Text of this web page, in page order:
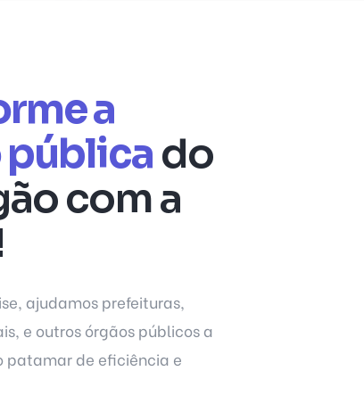
a
públicado
com a
ajudamos prefeituras,
e outros órgãos públicos a
patamar de eficiência e